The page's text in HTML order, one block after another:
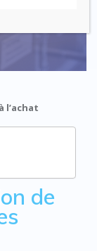
l’achat
de